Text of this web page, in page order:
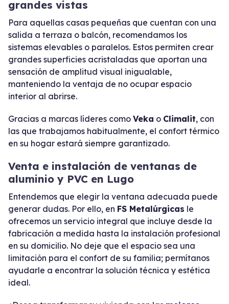
grandes vistas
Para aquellas casas pequeñas que cuentan con una
salida a terraza o balcón, recomendamos los
sistemas elevables o paralelos. Estos permiten crear
grandes superficies acristaladas que aportan una
sensación de amplitud visual inigualable,
manteniendo la ventaja de no ocupar espacio
interior al abrirse.
Gracias a marcas líderes como Veka o Climalit, con
las que trabajamos habitualmente, el confort térmico
en su hogar estará siempre garantizado.
Venta e instalación de ventanas de
aluminio y PVC en Lugo
Entendemos que elegir la ventana adecuada puede
generar dudas. Por ello, en FS Metalúrgicas le
ofrecemos un servicio integral que incluye desde la
fabricación a medida hasta la instalación profesional
en su domicilio. No deje que el espacio sea una
limitación para el confort de su familia; permítanos
ayudarle a encontrar la solución técnica y estética
ideal.